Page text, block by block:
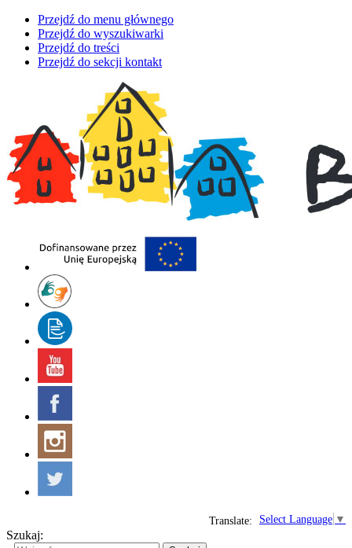
Przejdź do menu głównego
Przejdź do wyszukiwarki
Przejdź do treści
Przejdź do sekcji kontakt
Select Language ▼
Translate:
Szukaj: